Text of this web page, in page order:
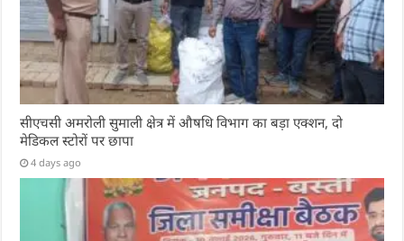
सीएचसी अमरोली सुमाली क्षेत्र में औषधि विभाग का बड़ा एक्शन, दो
मेडिकल स्टोरों पर छापा
4 days ago